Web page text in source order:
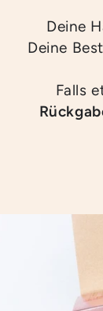
Deine
Deine
Falls